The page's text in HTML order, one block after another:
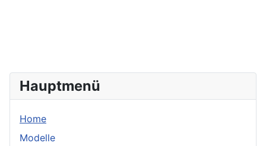
Hauptmenü
Home
Modelle